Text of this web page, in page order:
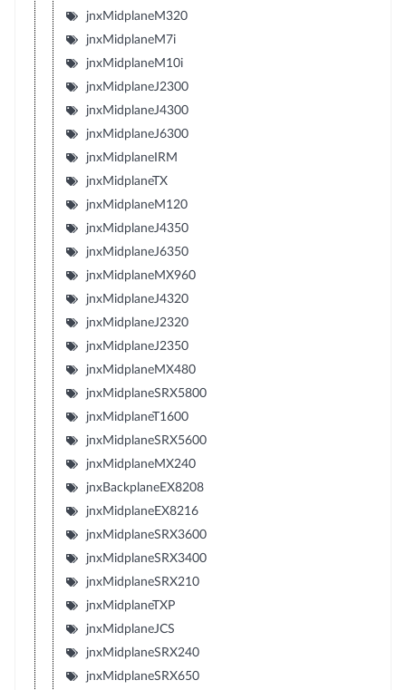
jnxMidplaneM320
jnxMidplaneM7i
jnxMidplaneM10i
jnxMidplaneJ2300
jnxMidplaneJ4300
jnxMidplaneJ6300
jnxMidplaneIRM
jnxMidplaneTX
jnxMidplaneM120
jnxMidplaneJ4350
jnxMidplaneJ6350
jnxMidplaneMX960
jnxMidplaneJ4320
jnxMidplaneJ2320
jnxMidplaneJ2350
jnxMidplaneMX480
jnxMidplaneSRX5800
jnxMidplaneT1600
jnxMidplaneSRX5600
jnxMidplaneMX240
jnxBackplaneEX8208
jnxMidplaneEX8216
jnxMidplaneSRX3600
jnxMidplaneSRX3400
jnxMidplaneSRX210
jnxMidplaneTXP
jnxMidplaneJCS
jnxMidplaneSRX240
jnxMidplaneSRX650